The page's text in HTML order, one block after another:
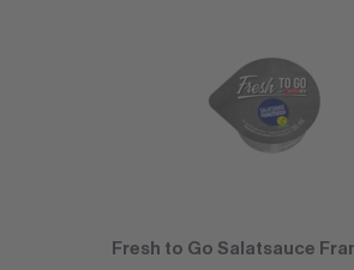
Fresh to Go Salatsauce